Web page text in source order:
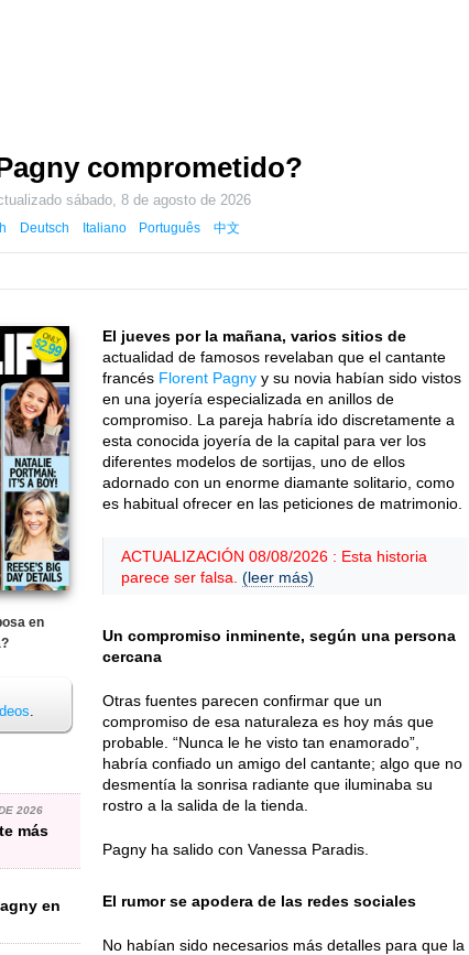
comprometido?
sábado, 8 de agosto de 2026
Deutsch Italiano Português 中文
en
.
2026
más
en
El jueves por la mañana, varios sitios de
actualidad de famosos revelaban que el cantante
francés Florent Pagny y su novia habían sido vistos
en una joyería especializada en anillos de
compromiso. La pareja habría ido discretamente a
esta conocida joyería de la capital para ver los
diferentes modelos de sortijas, uno de ellos
adornado con un enorme diamante solitario, como
es habitual ofrecer en las peticiones de matrimonio.
ACTUALIZACIÓN 08/08/2026 : Esta historia
parece ser falsa. (leer más)
Un compromiso inminente, según una persona
cercana
Otras fuentes parecen confirmar que un
compromiso de esa naturaleza es hoy más que
probable. “Nunca le he visto tan enamorado”,
habría confiado un amigo del cantante; algo que no
desmentía la sonrisa radiante que iluminaba su
rostro a la salida de la tienda.
Pagny ha salido con Vanessa Paradis.
El rumor se apodera de las redes sociales
No habían sido necesarios más detalles para que la